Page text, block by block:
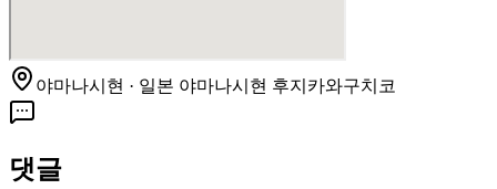
야마나시현 · 일본 야마나시현 후지카와구치코
댓글